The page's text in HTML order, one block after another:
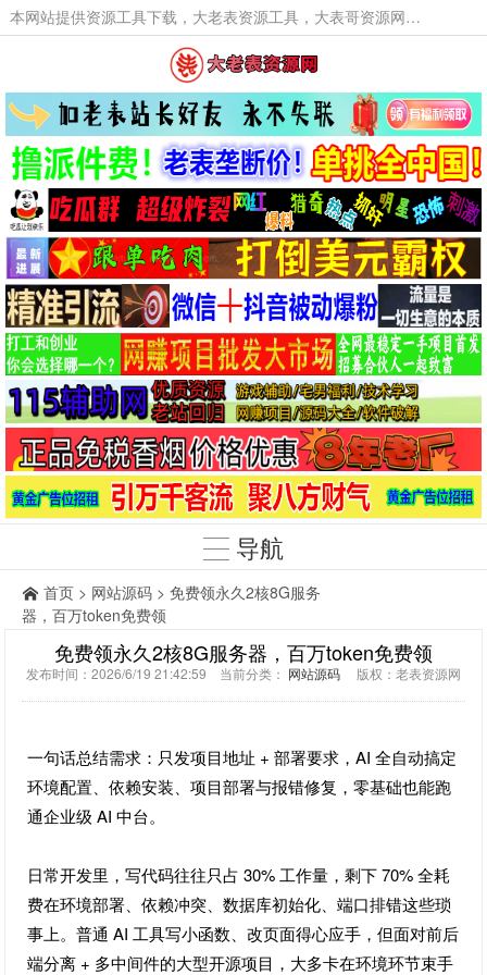
本网站提供资源工具下载，大老表资源工具，大表哥资源网软件工具，大老表资源下载，活动线报福利资源分享,活动线报，大型网游经典游戏，网络热门技术游戏辅助交流与分享。
导航
首页 > 网站源码 > 免费领永久2核8G服务
器，百万token免费领
免费领永久2核8G服务器，百万token免费领
发布时间：2026/6/19 21:42:59 当前分类： 网站源码 版权：老表资源网
一句话总结需求：只发项目地址 + 部署要求，AI 全自动搞定
环境配置、依赖安装、项目部署与报错修复，零基础也能跑
通企业级 AI 中台。
日常开发里，写代码往往只占 30% 工作量，剩下 70% 全耗
费在环境部署、依赖冲突、数据库初始化、端口排错这些琐
事上。普通 AI 工具写小函数、改页面得心应手，但面对前后
端分离 + 多中间件的大型开源项目，大多卡在环境环节束手